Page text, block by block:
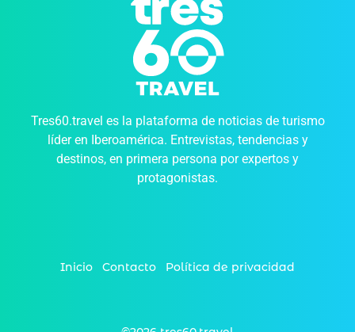
Tres60.travel es la plataforma de noticias de turismo
líder en Iberoamérica. Entrevistas, tendencias y
destinos, en primera persona por expertos y
protagonistas.
Inicio Contacto Política de privacidad